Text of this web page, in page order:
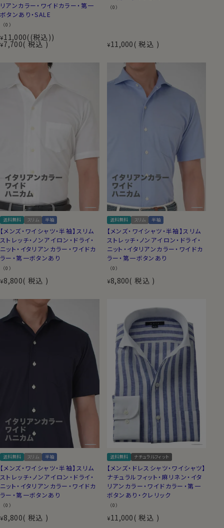
リアンカラー・ワイドカラー・第一
ボタンあり・SALE
（0）
¥11,000 (税込)
¥7,700 税込
（0）
¥11,000 税込
送料無料 スリム 半袖
【メンズ・ワイシャツ・半袖】スリム
ストレッチ・ノンアイロン・ドライ・
ニット・イタリアンカラー・ワイドカ
ラー・第一ボタンあり
（0）
¥8,800 税込
送料無料 スリム 半袖
【メンズ・ワイシャツ・半袖】スリム
ストレッチ・ノンアイロン・ドライ・
ニット・イタリアンカラー・ワイドカ
ラー・第一ボタンあり
（0）
¥8,800 税込
送料無料 スリム 半袖
【メンズ・ワイシャツ・半袖】スリム
ストレッチ・ノンアイロン・ドライ・
ニット・イタリアンカラー・ワイドカ
ラー・第一ボタンあり
（0）
¥8,800 税込
送料無料 ナチュラルフィット
【メンズ・ドレスシャツ・ワイシャツ】
ナチュラルフィット・麻リネン・イタ
リアンカラー・ワイドカラー・第一
ボタンあり・クレリック
（0）
¥11,000 税込